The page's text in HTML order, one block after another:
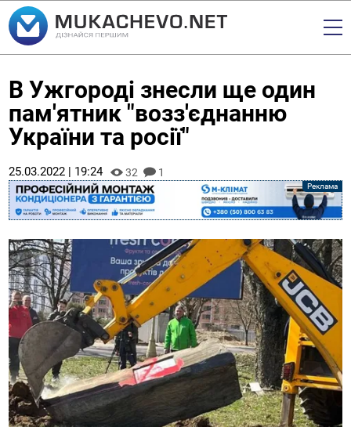
В Ужгороді знесли ще один
пам'ятник "возз'єднанню
України та росії"
25.03.2022 | 19:24 32 1